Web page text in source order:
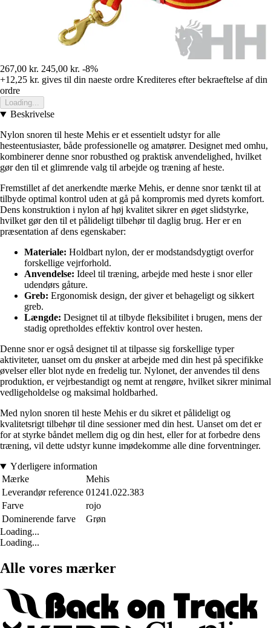
267,00 kr. 245,00 kr. -8%
+12,25 kr. gives til din naeste ordre Krediteres efter bekraeftelse af din
ordre
Loading...
Beskrivelse
Nylon snoren til heste Mehis er et essentielt udstyr for alle
hesteentusiaster, både professionelle og amatører. Designet med omhu,
kombinerer denne snor robusthed og praktisk anvendelighed, hvilket
gør den til et glimrende valg til arbejde og træning af heste.
Fremstillet af det anerkendte mærke Mehis, er denne snor tænkt til at
tilbyde optimal kontrol uden at gå på kompromis med dyrets komfort.
Dens konstruktion i nylon af høj kvalitet sikrer en øget slidstyrke,
hvilket gør den til et pålideligt tilbehør til daglig brug. Her er en
præsentation af dens egenskaber:
Materiale: Holdbart nylon, der er modstandsdygtigt overfor
forskellige vejrforhold.
Anvendelse: Ideel til træning, arbejde med heste i snor eller
udendørs gåture.
Greb: Ergonomisk design, der giver et behageligt og sikkert
greb.
Længde: Designet til at tilbyde fleksibilitet i brugen, mens der
stadig opretholdes effektiv kontrol over hesten.
Denne snor er også designet til at tilpasse sig forskellige typer
aktiviteter, uanset om du ønsker at arbejde med din hest på specifikke
øvelser eller blot nyde en fredelig tur. Nylonet, der anvendes til dens
produktion, er vejrbestandigt og nemt at rengøre, hvilket sikrer minimal
vedligeholdelse og maksimal holdbarhed.
Med nylon snoren til heste Mehis er du sikret et pålideligt og
kvalitetsrigt tilbehør til dine sessioner med din hest. Uanset om det er
for at styrke båndet mellem dig og din hest, eller for at forbedre dens
træning, vil dette udstyr kunne imødekomme alle dine forventninger.
Yderligere information
Mærke
Mehis
Leverandør reference 01241.022.383
Farve
rojo
Dominerende farve
Grøn
Loading...
Loading...
Alle vores mærker